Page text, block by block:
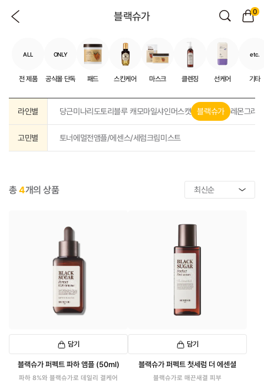
블랙슈가 0
ALL
전 제품
ONLY
공식몰 단독 패드 스킨케어 마스크 클렌징 선케어
etc.
기타
라인별 당근미나리도토리블루 캐모마일샤인머스캣 블랙슈가 레몬그라스
고민별 토너에멀전앰플/에센스/세럼크림미스트
총4개의 상품
담기
블랙슈가 퍼펙트 파하 앰플 (50ml)
파하 8%와 블랙슈가로 데일리 결케어
담기
블랙슈가 퍼펙트 첫세럼 더 에센셜
블랙슈가로 매끈새결 피부